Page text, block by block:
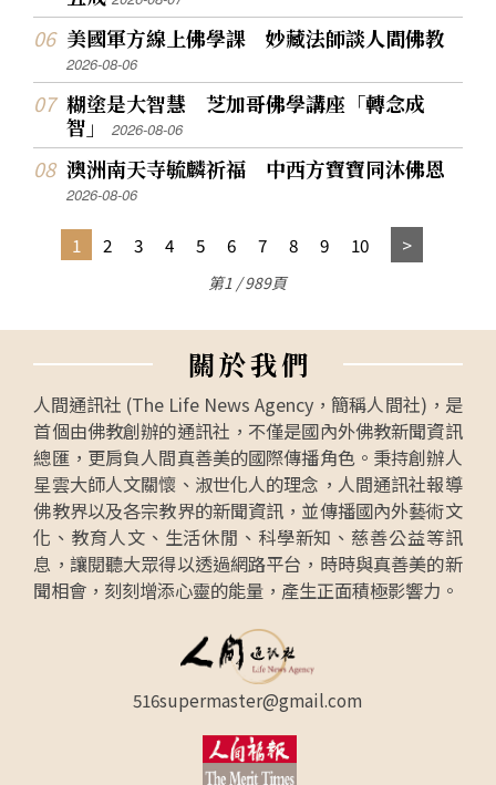
美國軍方線上佛學課 妙藏法師談人間佛教
2026-08-06
糊塗是大智慧 芝加哥佛學講座「轉念成
智」2026-08-06
澳洲南天寺毓麟祈福 中西方寶寶同沐佛恩
2026-08-06
1 2 3 4 5 6 7 8 9 10
第1 / 989頁
關於我們
人間通訊社 (The Life News Agency，簡稱人間社)，是
首個由佛教創辦的通訊社，不僅是國內外佛教新聞資訊
總匯，更肩負人間真善美的國際傳播角色。秉持創辦人
星雲大師人文關懷、淑世化人的理念，人間通訊社報導
佛教界以及各宗教界的新聞資訊，並傳播國內外藝術文
化、教育人文、生活休閒、科學新知、慈善公益等訊
息，讓閱聽大眾得以透過網路平台，時時與真善美的新
聞相會，刻刻增添心靈的能量，產生正面積極影響力。
516supermaster@gmail.com